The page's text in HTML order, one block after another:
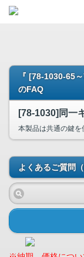
『 [78-1030-65
のFAQ
[78-1030]同一
本製品は共通の鍵を
よくあるご質問